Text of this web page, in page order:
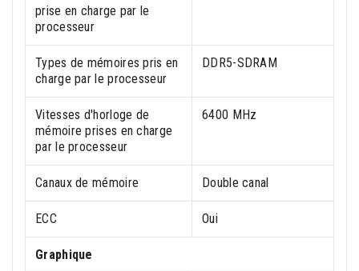
prise en charge par le
processeur
Types de mémoires pris en
charge par le processeur
DDR5-SDRAM
Vitesses d'horloge de
mémoire prises en charge
par le processeur
6400 MHz
Canaux de mémoire Double canal
ECC Oui
Graphique